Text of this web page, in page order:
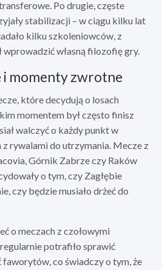
Po drugie, częste
stabilizacji – w ciągu kilku lat
kilku szkoleniowców, z
własną filozofię gry.
i momenty zwrotne
które decydują o losach
momentem był często finisz
walczyć o każdy punkt w
rywalami do utrzymania. Mecze z
Górnik Zabrze czy Raków
o tym, czy Zagłębie
czy będzie musiało drżeć do
o meczach z czołowymi
potrafiło sprawić
co świadczy o tym, że